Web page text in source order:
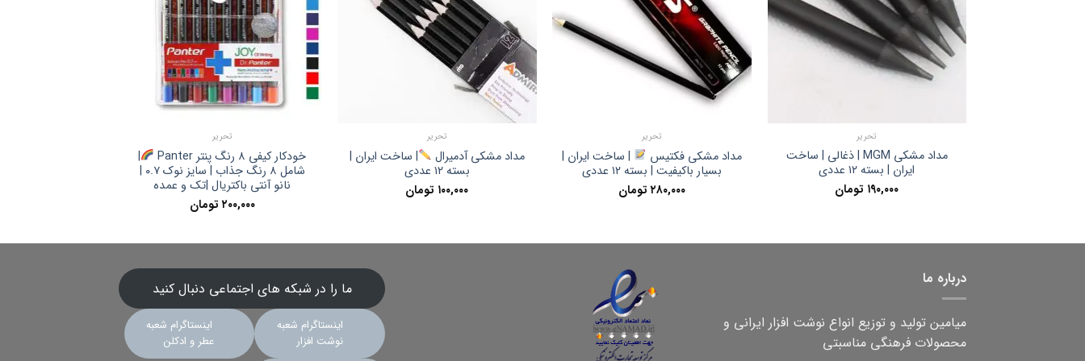
تحریر
مداد مشکی MGM | ذغالی | ساخت
ایران | بسته ۱۲ عددی
۱۹۰,۰۰۰ تومان
تحریر
مداد مشکی فکتیس | ساخت ایران |
بسیار باکیفیت | بسته ۱۲ عددی
۲۸۰,۰۰۰ تومان
تحریر
مداد مشکی آدمیرال | ساخت ایران |
بسته ۱۲ عددی
۱۰۰,۰۰۰ تومان
تحریر
خودکار کیفی ۸ رنگ پنتر Panter |
شامل ۸ رنگ جذاب | سایز نوک ۰.۷ |
نانو آنتی باکتریال |تک و عمده
۲۰۰,۰۰۰ تومان
درباره ما
میامین تولید و توزیع انواع نوشت افزار ایرانی و
محصولات فرهنگی مناسبتی
ما را در شبکه های اجتماعی دنبال کنید
اینستاگرام شعبه
نوشت افزار
اینستاگرام شعبه
عطر و ادکلن